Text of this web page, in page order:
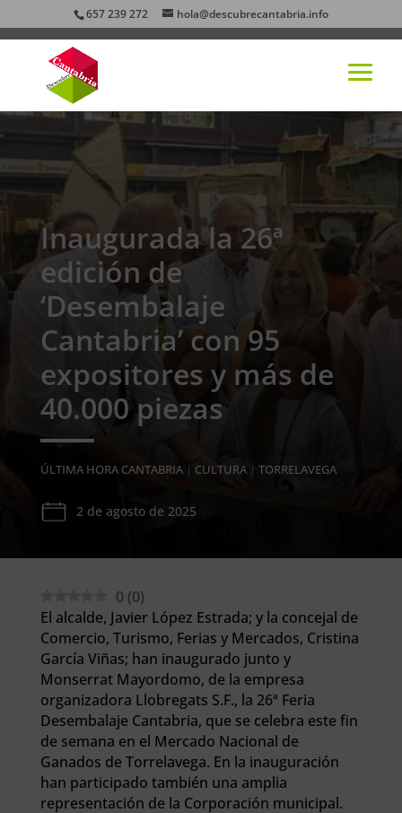
657 239 272 hola@descubrecantabria.info
Inaugurada la 26ª
edición de
‘Desembalaje
Cantabria’ con 95
expositores y más de
40.000 piezas
ÚLTIMA HORA CANTABRIA| CULTURA| TORRELAVEGA
2 de agosto de 2025
0 (0)
El alcalde, Javier López Estrada; y la concejal de
Comercio, Turismo, Ferias y Mercados, Cristina
García Viñas; han inaugurado junto y
Monserrat Mayordomo, de la empresa
organizadora Llobregats S.F., la 26ª Feria
Desembalaje Cantabria, que se celebra este fin
de semana en el Mercado Nacional de
Ganados de Torrelavega. En la inauguración
han participado también una amplia
representación de la Corporación municipal.